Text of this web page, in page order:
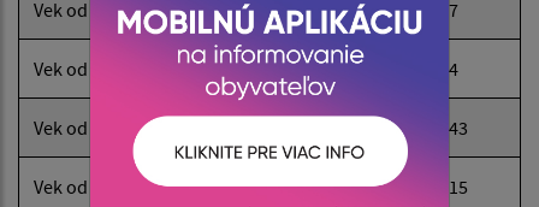
Vek od 0 - 3 rokov 39 28 67
Vek od 3 - 6 rokov 36 38 74
Vek od 6 - 15 rokov 243
Vek od 15 - 18 rokov 58 57 115